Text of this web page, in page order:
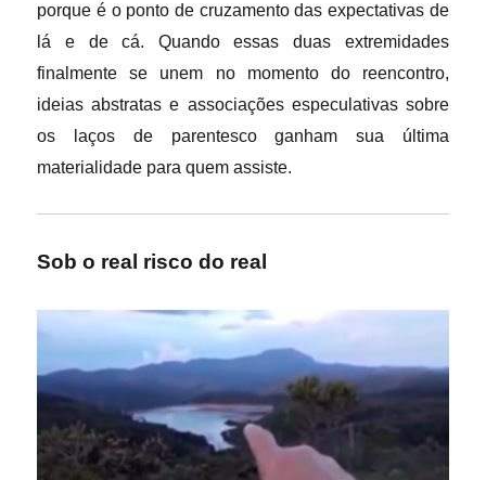
porque é o ponto de cruzamento das expectativas de
lá e de cá. Quando essas duas extremidades
finalmente se unem no momento do reencontro,
ideias abstratas e associações especulativas sobre
os laços de parentesco ganham sua última
materialidade para quem assiste.
Sob o real risco do real